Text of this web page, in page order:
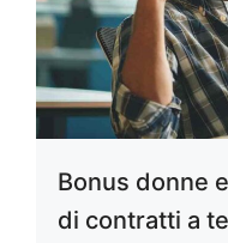
Bonus donne
di contratti a